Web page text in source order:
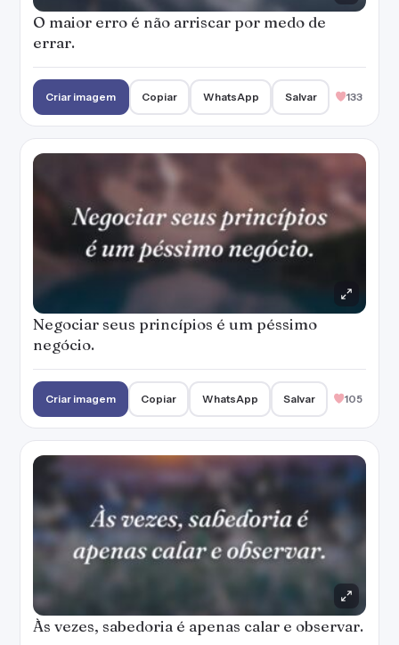
O maior erro é não arriscar por medo de
errar.
Criar imagem Copiar WhatsApp Salvar 133
Negociar seus princípios é um péssimo
negócio.
Criar imagem Copiar WhatsApp Salvar 105
Às vezes, sabedoria é apenas calar e observar.